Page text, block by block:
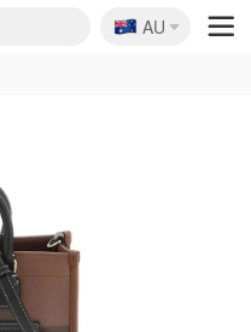
🇦🇺
AU